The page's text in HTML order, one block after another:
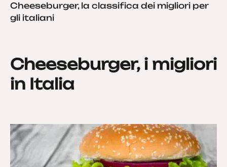
Cheeseburger, la classifica dei migliori per
gli italiani
Cheeseburger, i migliori
in Italia